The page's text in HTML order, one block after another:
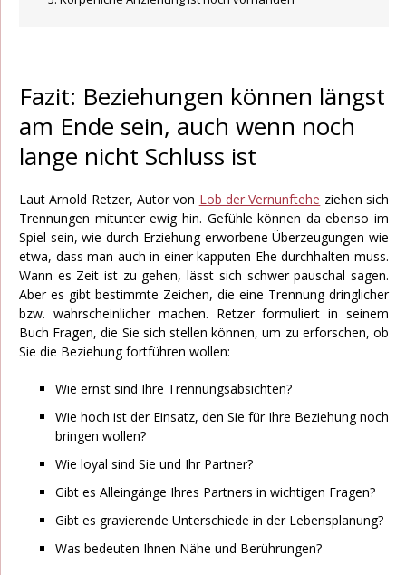
Fazit: Beziehungen können längst
am Ende sein, auch wenn noch
lange nicht Schluss ist
Laut Arnold Retzer, Autor von Lob der Vernunftehe ziehen sich
Trennungen mitunter ewig hin. Gefühle können da ebenso im
Spiel sein, wie durch Erziehung erworbene Überzeugungen wie
etwa, dass man auch in einer kapputen Ehe durchhalten muss.
Wann es Zeit ist zu gehen, lässt sich schwer pauschal sagen.
Aber es gibt bestimmte Zeichen, die eine Trennung dringlicher
bzw. wahrscheinlicher machen. Retzer formuliert in seinem
Buch Fragen, die Sie sich stellen können, um zu erforschen, ob
Sie die Beziehung fortführen wollen:
Wie ernst sind Ihre Trennungsabsichten?
Wie hoch ist der Einsatz, den Sie für Ihre Beziehung noch
bringen wollen?
Wie loyal sind Sie und Ihr Partner?
Gibt es Alleingänge Ihres Partners in wichtigen Fragen?
Gibt es gravierende Unterschiede in der Lebensplanung?
Was bedeuten Ihnen Nähe und Berührungen?